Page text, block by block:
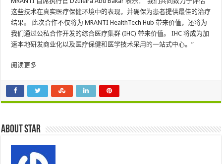
这些技术在真实医疗保健环境中的表现，并确保为患者提供最佳的治疗
结果。 此次合作不仅将为 MRANTI HealthTech Hub 带来价值，还将为
我们通过公私合作开发的综合医疗集群 (IHC) 带来价值。 IHC 将成为加
速本地研发商业化以及医疗保健和医学技术采用的一站式中心。”
阅读更多
About star